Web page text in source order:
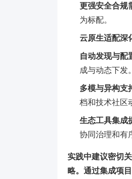
更强安全合规
为标配。
云原生适配深
自动发现与配
成与动态下发
多模与异构支
档和技术社区
生态工具集成
协同治理和有
实践中建议密切
略。通过集成项